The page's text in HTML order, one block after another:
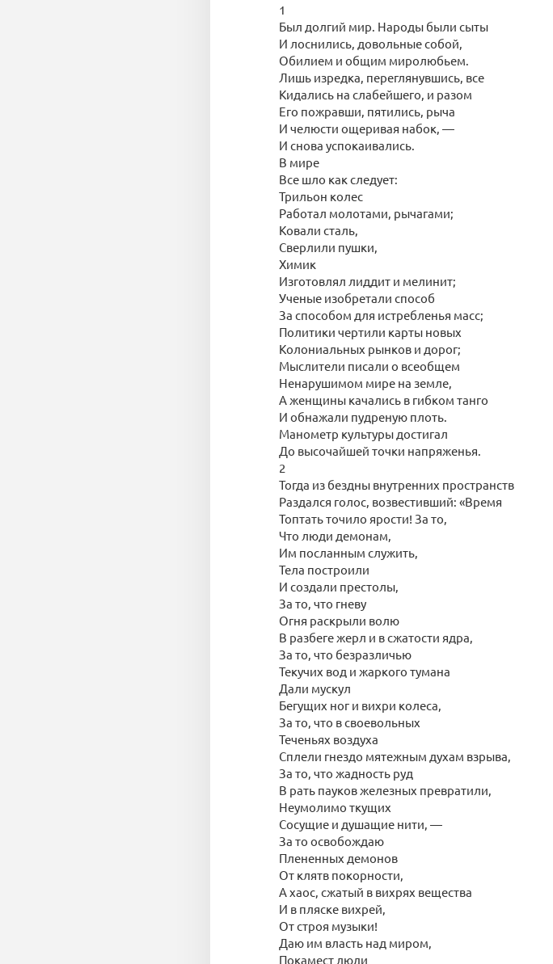
1
Был долгий мир. Народы были сыты
И лоснились, довольные собой,
Обилием и общим миролюбьем.
Лишь изредка, переглянувшись, все
Кидались на слабейшего, и разом
Его пожравши, пятились, рыча
И челюсти ощеривая набок, —
И снова успокаивались.
В мире
Все шло как следует:
Трильон колес
Работал молотами, рычагами;
Ковали сталь,
Сверлили пушки,
Химик
Изготовлял лиддит и мелинит;
Ученые изобретали способ
За способом для истребленья масс;
Политики чертили карты новых
Колониальных рынков и дорог;
Мыслители писали о всеобщем
Ненарушимом мире на земле,
А женщины качались в гибком танго
И обнажали пудреную плоть.
Манометр культуры достигал
До высочайшей точки напряженья.
2
Тогда из бездны внутренних пространств
Раздался голос, возвестивший: «Время
Топтать точило ярости! За то,
Что люди демонам,
Им посланным служить,
Тела построили
И создали престолы,
За то, что гневу
Огня раскрыли волю
В разбеге жерл и в сжатости ядра,
За то, что безразличью
Текучих вод и жаркого тумана
Дали мускул
Бегущих ног и вихри колеса,
За то, что в своевольных
Теченьях воздуха
Сплели гнездо мятежным духам взрыва,
За то, что жадность руд
В рать пауков железных превратили,
Неумолимо ткущих
Сосущие и душащие нити, —
За то освобождаю
Плененных демонов
От клятв покорности,
А хаос, сжатый в вихрях вещества
И в пляске вихрей,
От строя музыки!
Даю им власть над миром,
Покамест люди